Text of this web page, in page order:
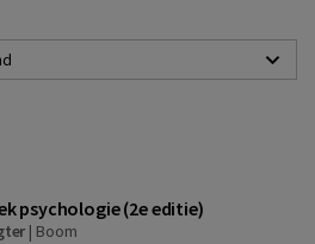
psychologie (2e editie)
| Boom